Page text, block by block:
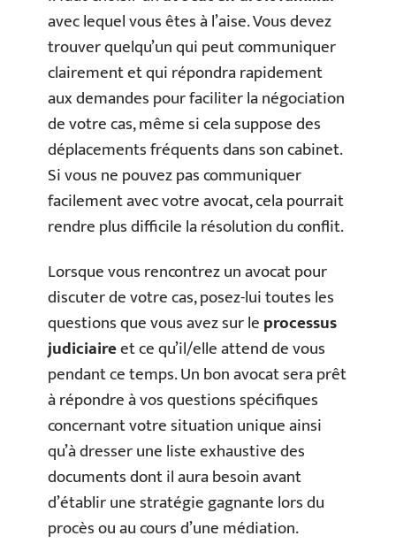
avec lequel vous êtes à l’aise. Vous devez
trouver quelqu’un qui peut communiquer
clairement et qui répondra rapidement
aux demandes pour faciliter la négociation
de votre cas, même si cela suppose des
déplacements fréquents dans son cabinet.
Si vous ne pouvez pas communiquer
facilement avec votre avocat, cela pourrait
rendre plus difficile la résolution du conflit.
Lorsque vous rencontrez un avocat pour
discuter de votre cas, posez-lui toutes les
questions que vous avez sur leprocessus
judiciaireet ce qu’il/elle attend de vous
pendant ce temps. Un bon avocat sera prêt
à répondre à vos questions spécifiques
concernant votre situation unique ainsi
qu’à dresser une liste exhaustive des
documents dont il aura besoin avant
d’établir une stratégie gagnante lors du
procès ou au cours d’une médiation.